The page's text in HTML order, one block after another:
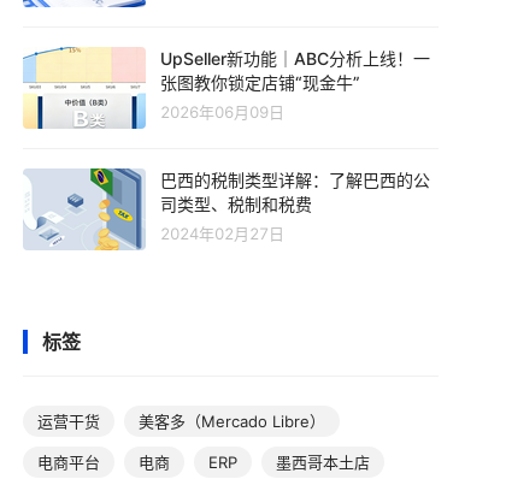
UpSeller新功能｜ABC分析上线！一
张图教你锁定店铺“现金牛”
2026年06月09日
巴西的税制类型详解：了解巴西的公
司类型、税制和税费
2024年02月27日
标签
运营干货 美客多（Mercado Libre）
电商平台 电商 ERP 墨西哥本土店